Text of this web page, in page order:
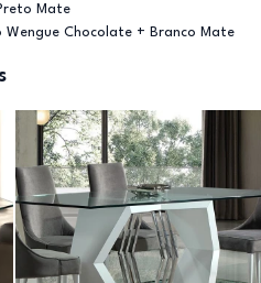
Mate
Chocolate + Branco Mate